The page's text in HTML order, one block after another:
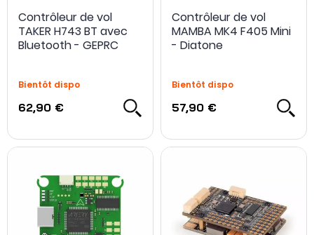
Contrôleur de vol
TAKER H743 BT avec
Bluetooth - GEPRC
Bientôt dispo
62,90 €
Contrôleur de vol
MAMBA MK4 F405 Mini
- Diatone
Bientôt dispo
57,90 €